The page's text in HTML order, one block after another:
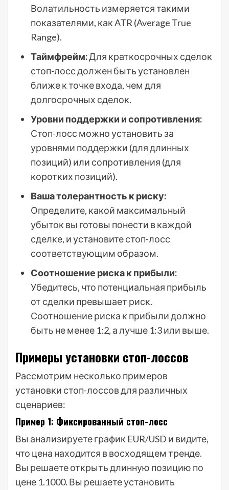
Волатильность измеряется такими
показателями, как ATR (Average True
Range).
Таймфрейм:Для краткосрочных сделок
стоп-лосс должен быть установлен
ближе к точке входа, чем для
долгосрочных сделок.
Уровни поддержки и сопротивления:
Стоп-лосс можно установить за
уровнями поддержки (для длинных
позиций) или сопротивления (для
коротких позиций).
Ваша толерантность к риску:
Определите, какой максимальный
убыток вы готовы понести в каждой
сделке, и установите стоп-лосс
соответствующим образом.
Соотношение риска к прибыли:
Убедитесь, что потенциальная прибыль
от сделки превышает риск.
Соотношение риска к прибыли должно
быть не менее 1:2, а лучше 1:3 или выше.
Примеры установки стоп-лоссов
Рассмотрим несколько примеров
установки стоп-лоссов для различных
сценариев:
Пример 1: Фиксированный стоп-лосс
Вы анализируете график EUR/USD и видите,
что цена находится в восходящем тренде.
Вы решаете открыть длинную позицию по
цене 1.1000. Вы решаете установить